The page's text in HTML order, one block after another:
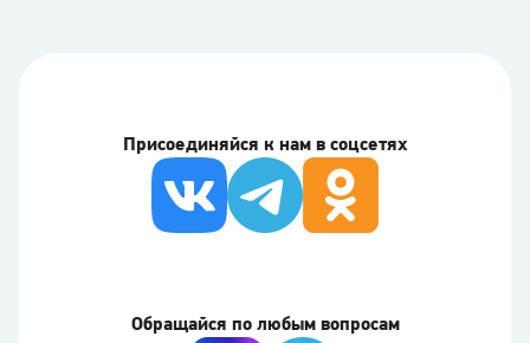
Присоединяйся к нам в соцсетях
Обращайся по любым вопросам